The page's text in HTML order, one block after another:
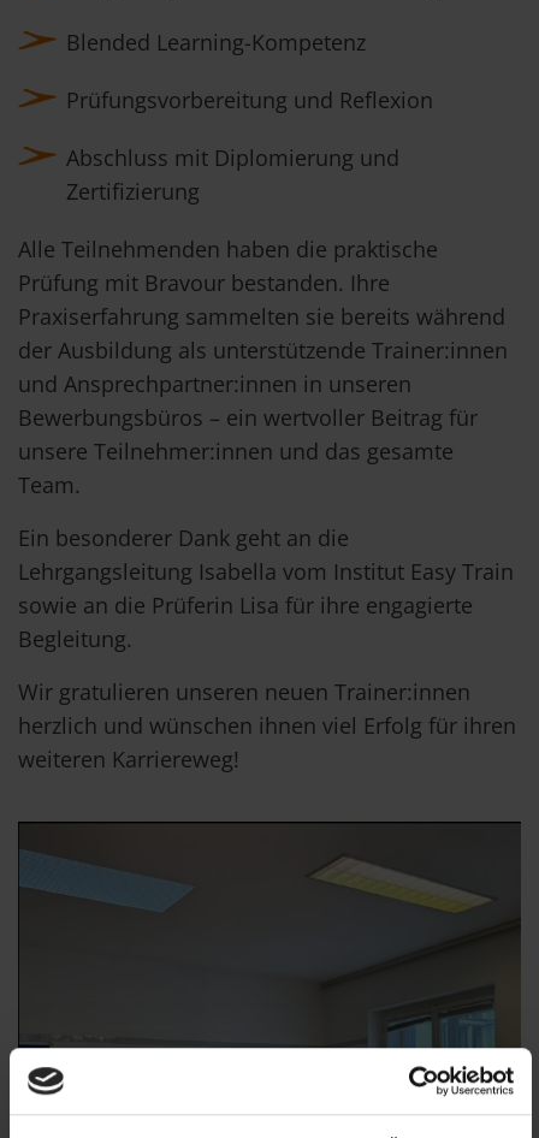
Blended Learning-Kompetenz
Prüfungsvorbereitung und Reflexion
Abschluss mit Diplomierung und
Zertifizierung
Alle Teilnehmenden haben die praktische
Prüfung mit Bravour bestanden. Ihre
Praxiserfahrung sammelten sie bereits während
der Ausbildung als unterstützende Trainer:innen
und Ansprechpartner:innen in unseren
Bewerbungsbüros – ein wertvoller Beitrag für
unsere Teilnehmer:innen und das gesamte
Team.
Ein besonderer Dank geht an die
Lehrgangsleitung Isabella vom Institut Easy Train
sowie an die Prüferin Lisa für ihre engagierte
Begleitung.
Wir gratulieren unseren neuen Trainer:innen
herzlich und wünschen ihnen viel Erfolg für ihren
weiteren Karriereweg!